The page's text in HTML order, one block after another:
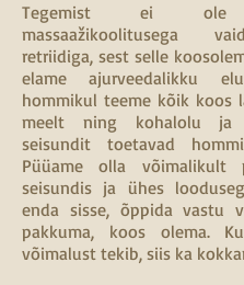
Tegemist ei ole
massaažikoolitusega
retriidiga, sest selle
elame ajurveedalikku
hommikul teeme kõik koos
meelt ning kohalolu ja
seisundit toetavad
Püüame olla võimalikult
seisundis ja ühes
enda sisse, õppida vastu
pakkuma, koos olema.
võimalust tekib, siis ka